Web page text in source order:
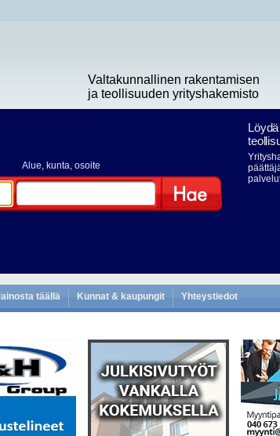
Valtakunnallinen rakentamisen
ja teollisuuden yrityshakemisto
Alue, kunta, osoite
täällä Kunnat & kaupungit Yhteystiedot